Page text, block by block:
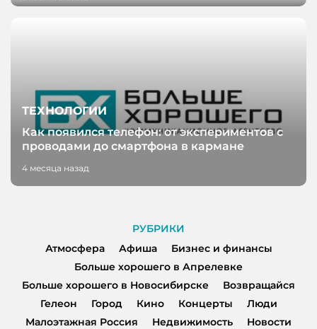
ТЕХНОЛОГИИ
Как появился телефон: от экспериментов с
проводами до смартфона в кармане
4 месяца назад
РУБРИКИ
Атмосфера
Афиша
Бизнес и финансы
Больше хорошего в Апрелевке
Больше хорошего в Новосибирске
Возвращайся
Гелеон
Город Кино Концерты
Люди
Малоэтажная Россия
Недвижимость
Новости